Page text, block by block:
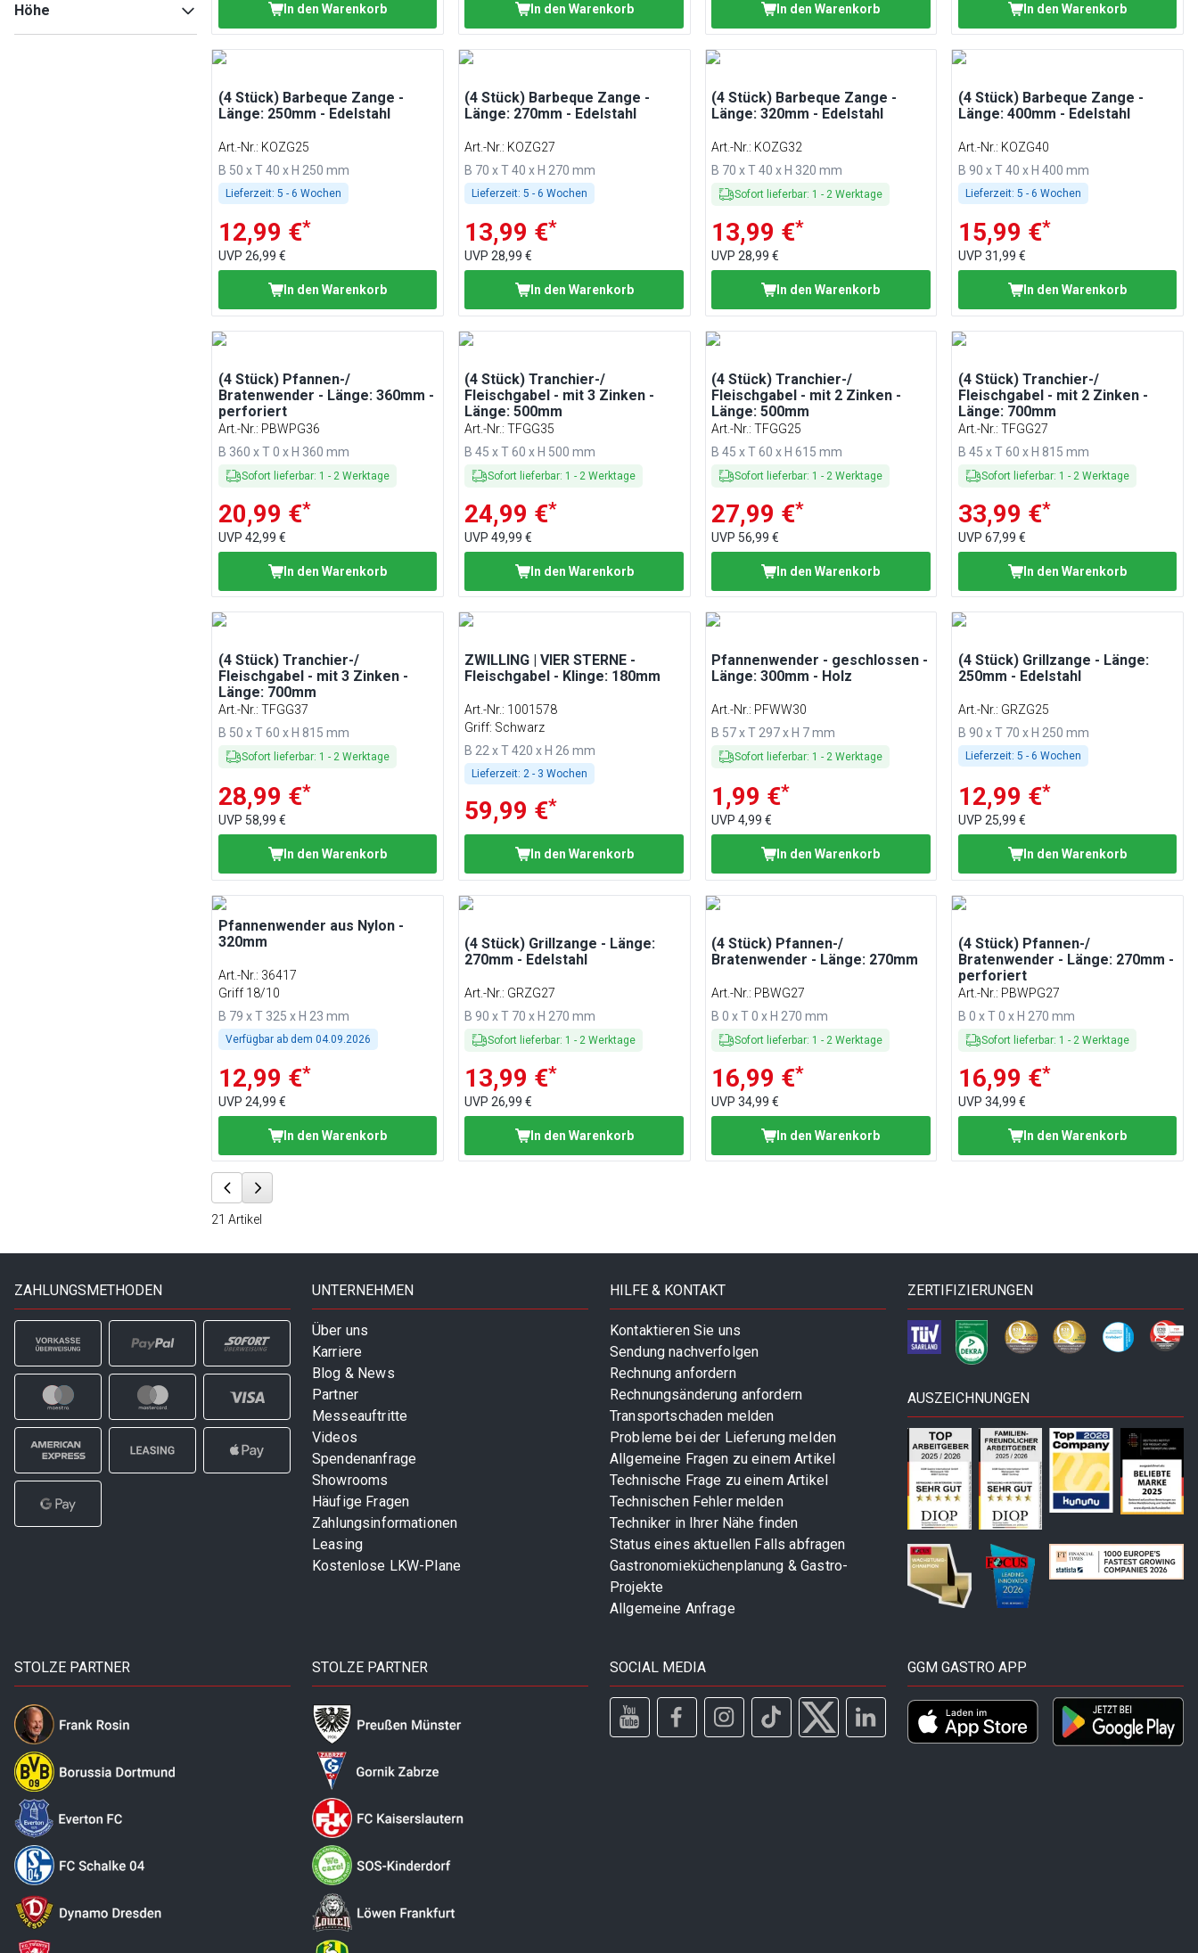
Pfannenwender
Tranchiergabeln(5)
Höhe In den Warenkorb In den Warenkorb In den Warenkorb In den Warenkorb
(4 Stück) Barbeque Zange -
Länge: 250mm - Edelstahl
Art.-Nr.: KOZG25
B 50 x T 40 x H 250 mm
Lieferzeit: 5 - 6 Wochen
12,99 €*
UVP 26,99 €
In den Warenkorb
(4 Stück) Barbeque Zange -
Länge: 270mm - Edelstahl
Art.-Nr.: KOZG27
B 70 x T 40 x H 270 mm
Lieferzeit: 5 - 6 Wochen
13,99 €*
UVP28,99 €
In den Warenkorb
(4 Stück) Barbeque Zange -
Länge: 320mm - Edelstahl
Art.-Nr.: KOZG32
B 70 x T 40 x H 320 mm
Sofort lieferbar: 1 - 2 Werktage
13,99 €*
UVP28,99 €
In den Warenkorb
(4 Stück) Barbeque Zange -
Länge: 400mm - Edelstahl
Art.-Nr.: KOZG40
B 90 x T 40 x H 400 mm
Lieferzeit: 5 - 6 Wochen
15,99 €*
UVP 31,99 €
In den Warenkorb
(4 Stück) Pfannen-/
Bratenwender - Länge: 360mm -
perforiert
Art.-Nr.: PBWPG36
B 360 x T 0 x H 360 mm
Sofort lieferbar: 1 - 2 Werktage
20,99 €*
UVP 42,99 €
In den Warenkorb
(4 Stück) Tranchier-/
Fleischgabel - mit 3 Zinken -
Länge: 500mm
Art.-Nr.:TFGG35
B 45 x T 60 x H 500 mm
Sofort lieferbar: 1 - 2 Werktage
24,99 €*
UVP49,99 €
In den Warenkorb
(4 Stück) Tranchier-/
Fleischgabel - mit 2 Zinken -
Länge: 500mm
Art.-Nr.:TFGG25
B 45 x T 60 x H 615 mm
Sofort lieferbar: 1 - 2 Werktage
27,99 €*
UVP 56,99 €
In den Warenkorb
(4 Stück) Tranchier-/
Fleischgabel - mit 2 Zinken -
Länge: 700mm
Art.-Nr.: TFGG27
B 45 x T 60 x H 815 mm
Sofort lieferbar: 1 - 2 Werktage
33,99 €*
UVP 67,99 €
In den Warenkorb
(4 Stück) Tranchier-/
Fleischgabel - mit 3 Zinken -
Länge: 700mm
Art.-Nr.: TFGG37
B 50 x T 60 x H 815 mm
Sofort lieferbar: 1 - 2 Werktage
28,99 €*
UVP 58,99 €
In den Warenkorb
ZWILLING | VIER STERNE -
Fleischgabel - Klinge: 180mm
Art.-Nr.: 1001578
Griff: Schwarz
B 22 x T 420 x H 26 mm
Lieferzeit: 2 - 3 Wochen
59,99 €*
In den Warenkorb
Pfannenwender - geschlossen -
Länge: 300mm - Holz
Art.-Nr.: PFWW30
B 57 x T 297 x H 7 mm
Sofort lieferbar: 1 - 2 Werktage
1,99 €*
UVP4,99 €
In den Warenkorb
(4 Stück) Grillzange - Länge:
250mm - Edelstahl
Art.-Nr.: GRZG25
B 90 x T 70 x H 250 mm
Lieferzeit: 5 - 6 Wochen
12,99 €*
UVP 25,99 €
In den Warenkorb
Pfannenwender aus Nylon -
320mm
Art.-Nr.: 36417
Griff 18/10
B 79 x T 325 x H 23 mm
Verfügbar ab dem 04.09.2026
12,99 €*
UVP 24,99 €
In den Warenkorb
(4 Stück) Grillzange - Länge:
270mm - Edelstahl
Art.-Nr.: GRZG27
B 90 x T 70 x H 270 mm
Sofort lieferbar: 1 - 2 Werktage
13,99 €*
UVP26,99 €
In den Warenkorb
(4 Stück) Pfannen-/
Bratenwender - Länge: 270mm
Art.-Nr.: PBWG27
B 0 x T 0 x H 270 mm
Sofort lieferbar: 1 - 2 Werktage
16,99 €*
UVP34,99 €
In den Warenkorb
(4 Stück) Pfannen-/
Bratenwender - Länge: 270mm -
perforiert
Art.-Nr.: PBWPG27
B 0 x T 0 x H 270 mm
Sofort lieferbar: 1 - 2 Werktage
16,99 €*
UVP 34,99 €
In den Warenkorb
21 Artikel
ZAHLUNGSMETHODEN UNTERNEHMEN
Über uns
Karriere
Blog & News
Partner
Messeauftritte
Videos
Spendenanfrage
Showrooms
Häufige Fragen
Zahlungsinformationen
Leasing
Kostenlose LKW-Plane
HILFE & KONTAKT
Kontaktieren Sie uns
Sendung nachverfolgen
Rechnung anfordern
Rechnungsänderung anfordern
Transportschaden melden
Probleme bei der Lieferung melden
Allgemeine Fragen zu einem Artikel
Technische Frage zu einem Artikel
Technischen Fehler melden
Techniker in Ihrer Nähe finden
Status eines aktuellen Falls abfragen
Gastronomieküchenplanung & Gastro-
Projekte
Allgemeine Anfrage
ZERTIFIZIERUNGEN
AUSZEICHNUNGEN
STOLZE PARTNER STOLZE PARTNER SOCIAL MEDIA GGM GASTRO APP